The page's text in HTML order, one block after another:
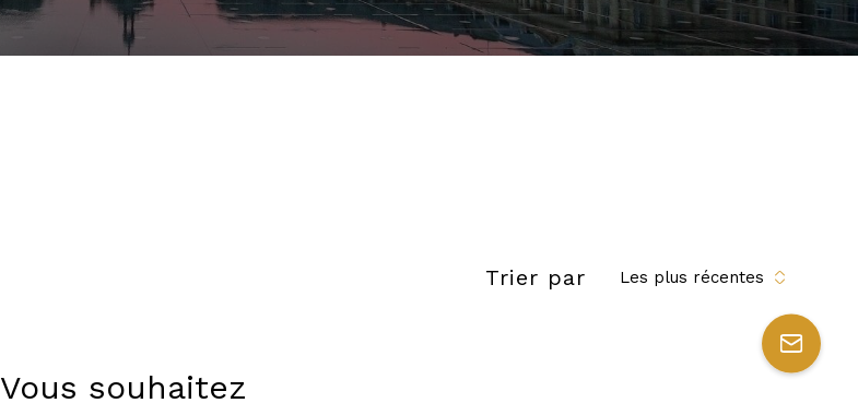
Trier par Les plus récentes
Vous souhaitez